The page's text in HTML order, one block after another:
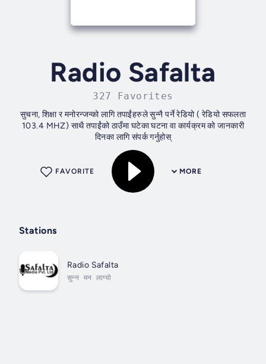
Radio Safalta
327 Favorites
सुचना, शिक्षा र मनोरन्जन्को लागि तपाईंहरुले सुन्नै पर्ने रेडियो ( रेडियो सफलता
103.4 MHZ) साथै तपाईंको ठाउँमा घटेका घटना वा कार्यक्रम को जानकारी
दिनका लागि संपर्क गर्नुहोस्
MORE
FAVORITE
Stations
Radio Safalta
सुन्न मन लाग्यो